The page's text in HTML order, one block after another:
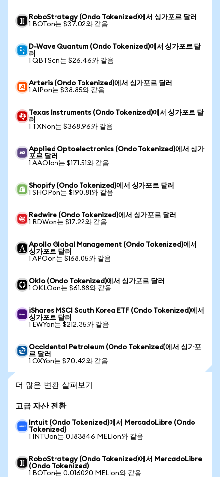
RoboStrategy (Ondo Tokenized)에서 싱가포르 달러
1 BOTon는 $37.02와 같음
D-Wave Quantum (Ondo Tokenized)에서 싱가포르 달
러
1 QBTSon는 $26.46와 같음
Arteris (Ondo Tokenized)에서 싱가포르 달러
1 AIPon는 $38.85와 같음
Texas Instruments (Ondo Tokenized)에서 싱가포르 달
러
1 TXNon는 $368.96와 같음
Applied Optoelectronics (Ondo Tokenized)에서 싱가
포르 달러
1 AAOIon는 $171.51와 같음
Shopify (Ondo Tokenized)에서 싱가포르 달러
1 SHOPon는 $190.81와 같음
Redwire (Ondo Tokenized)에서 싱가포르 달러
1 RDWon는 $17.22와 같음
Apollo Global Management (Ondo Tokenized)에서
싱가포르 달러
1 APOon는 $168.05와 같음
Oklo (Ondo Tokenized)에서 싱가포르 달러
1 OKLOon는 $61.88와 같음
iShares MSCI South Korea ETF (Ondo Tokenized)에서
싱가포르 달러
1 EWYon는 $212.35와 같음
Occidental Petroleum (Ondo Tokenized)에서 싱가포
르 달러
1 OXYon는 $70.42와 같음
더 많은 변환 살펴보기
고급 자산 전환
Intuit (Ondo Tokenized)에서 MercadoLibre (Ondo
Tokenized)
1 INTUon는 0.183846 MELIon와 같음
RoboStrategy (Ondo Tokenized)에서 MercadoLibre
(Ondo Tokenized)
1 BOTon는 0.016020 MELIon와 같음